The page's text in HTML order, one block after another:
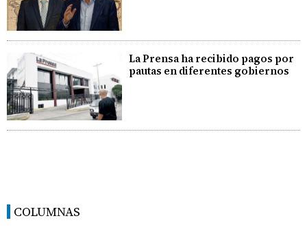
La Prensa ha recibido pagos por
pautas en diferentes gobiernos
COLUMNAS